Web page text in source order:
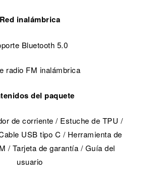
Red inalámbrica
Bluetooth 5.0
radio FM inalámbrica
del paquete
de corriente / Estuche de TPU /
USB tipo C / Herramienta de
/ Tarjeta de garantía / Guía del
usuario